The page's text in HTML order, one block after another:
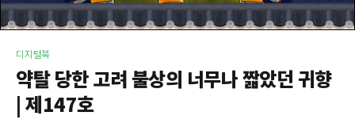
디지털북
약탈 당한 고려 불상의 너무나 짧았던 귀향
| 제147호